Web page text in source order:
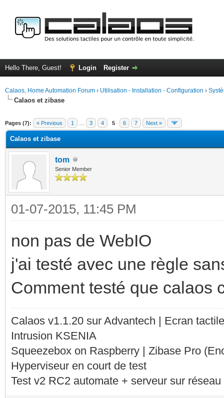
Hello There, Guest! Login Register
Calaos, Home Automation Forum › Utilisation - Installation - Configuration ›
Calaos et zibase
Pages (7): « Previous 1 3 4 5 6 7 Next »
Calaos et zibase
tom
Senior Member
01-07-2015, 11:45 PM
non pas de WebIO
j'ai testé avec une règle
Comment testé que calaos
Calaos v1.1.20 sur Advantech | Ecran
Intrusion KSENIA
Squeezebox on Raspberry | Zibase Pro
Hyperviseur en court de test
Test v2 RC2 automate + serveur sur